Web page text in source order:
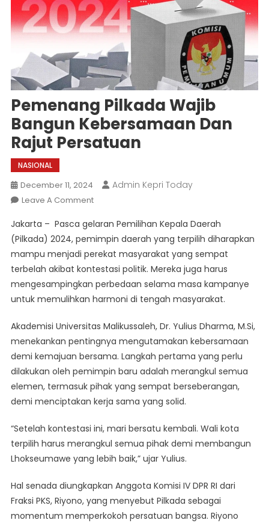
Pemenang Pilkada Wajib
Bangun Kebersamaan Dan
Rajut Persatuan
NASIONAL
December 11, 2024 Admin Kepri Today
Leave A CommentOn
Pilkada
Wajib
Bangun
Kebersamaan
Dan
Rajut
Jakarta – Pasca gelaran Pemilihan Kepala Daerah
(Pilkada) 2024, pemimpin daerah yang terpilih diharapkan
mampu menjadi perekat masyarakat yang sempat
terbelah akibat kontestasi politik. Mereka juga harus
mengesampingkan perbedaan selama masa kampanye
untuk memulihkan harmoni di tengah masyarakat.
Akademisi Universitas Malikussaleh, Dr. Yulius Dharma, M.Si,
menekankan pentingnya mengutamakan kebersamaan
demi kemajuan bersama. Langkah pertama yang perlu
dilakukan oleh pemimpin baru adalah merangkul semua
elemen, termasuk pihak yang sempat berseberangan,
demi menciptakan kerja sama yang solid.
“Setelah kontestasi ini, mari bersatu kembali. Wali kota
terpilih harus merangkul semua pihak demi membangun
Lhokseumawe yang lebih baik,” ujar Yulius.
Hal senada diungkapkan Anggota Komisi IV DPR RI dari
Fraksi PKS, Riyono, yang menyebut Pilkada sebagai
momentum memperkokoh persatuan bangsa. Riyono